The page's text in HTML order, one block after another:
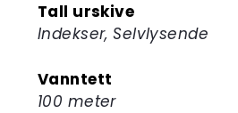
Tall urskive
Indekser, Selvlysende
Vanntett
100 meter